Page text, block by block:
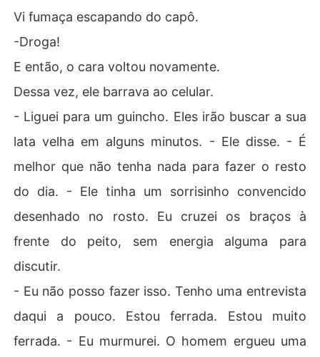
Vi fumaça escapando do capô.
-Droga!
E então, o cara voltou novamente.
Dessa vez, ele barrava ao celular.
- Liguei para um guincho. Eles irão buscar a sua
lata velha em alguns minutos. - Ele disse. - É
melhor que não tenha nada para fazer o resto
do dia. - Ele tinha um sorrisinho convencido
desenhado no rosto. Eu cruzei os braços à
frente do peito, sem energia alguma para
discutir.
- Eu não posso fazer isso. Tenho uma entrevista
daqui a pouco. Estou ferrada. Estou muito
ferrada. - Eu murmurei. O homem ergueu uma